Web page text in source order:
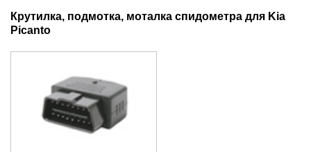
Крутилка, подмотка, моталка спидометра для Kia
Picanto